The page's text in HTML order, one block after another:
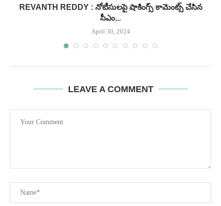
REVANTH REDDY : నోటీసులపై షాకింగ్స్ కామెంట్స్ చేసిన
సీఎం...
April 30, 2024
LEAVE A COMMENT